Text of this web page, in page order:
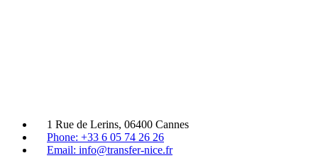
1 Rue de Lerins, 06400 Cannes
Phone: +33 6 05 74 26 26
Email: info@transfer-nice.fr